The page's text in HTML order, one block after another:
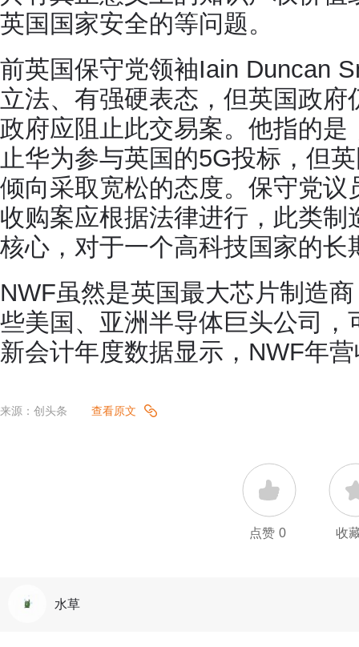
英国国家安全的等问题。
前英国保守党领袖Iain Duncan
立法、有强硬表态，但英国政
政府应阻止此交易案。他指的
止华为参与英国的5G投标，但
倾向采取宽松的态度。保守党议
收购案应根据法律进行，此类
核心，对于一个高科技国家的
NWF虽然是英国最大芯片制造
些美国、亚洲半导体巨头公司，
新会计年度数据显示，NWF年
来源：创头条 查看原文
点赞 0 收
水草